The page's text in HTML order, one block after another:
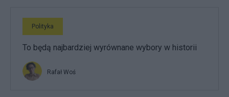
Polityka
To będą najbardziej wyrównane wybory w historii
Rafał Woś